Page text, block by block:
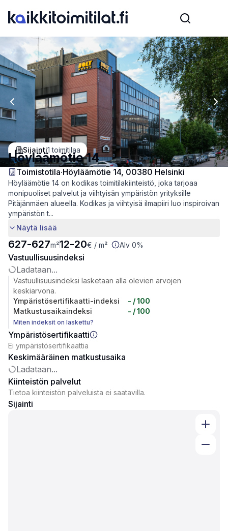
Previous slide
Sijainti1 toimitilaa
Höyläämötie 14
Toimistotila·Höyläämötie 14, 00380 Helsinki
Höyläämötie 14 on kodikas toimitilakiinteistö, joka tarjoaa
monipuoliset palvelut ja viihtyisän ympäristön yrityksille
Pitäjänmäen alueella. Kodikas ja viihtyisä ilmapiiri luo inspiroivan
ympäristön t...
Näytä lisää
627-627m²12-20€ / m² Alv 0%
Vastuullisuusindeksi
Ladataan...
Vastuullisuusindeksi lasketaan alla olevien arvojen
keskiarvona.
Ympäristösertifikaatti-indeksi
- / 100
Matkustusaikaindeksi
- / 100
Miten indeksit on laskettu?
Ympäristösertifikaatti
Ei ympäristösertifikaattia
Keskimääräinen matkustusaika
Ladataan...
Kiinteistön palvelut
Tietoa kiinteistön palveluista ei saatavilla.
Sijainti